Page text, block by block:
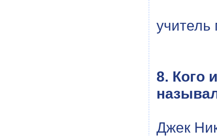
учитель
8. Кого
Джек